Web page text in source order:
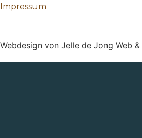
Impressum
Webdesign von Jelle de Jong Web